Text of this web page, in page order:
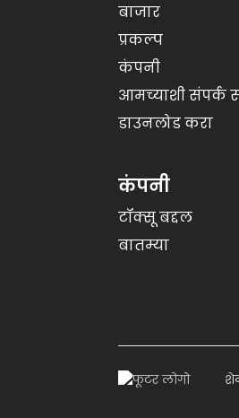
यू-
बाजार
प्रकल्प
कंपनी
आमच्याशी संपर्क
डाउनलोड करा
कंपनी
टॉक्सू बद्दल
बातम्या